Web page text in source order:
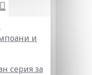
и
серия за